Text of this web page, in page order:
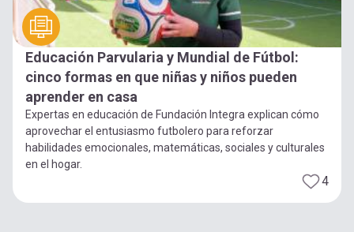
Educación Parvularia y Mundial de Fútbol:
cinco formas en que niñas y niños pueden
aprender en casa
Expertas en educación de Fundación Integra explican cómo
aprovechar el entusiasmo futbolero para reforzar
habilidades emocionales, matemáticas, sociales y culturales
en el hogar.
4